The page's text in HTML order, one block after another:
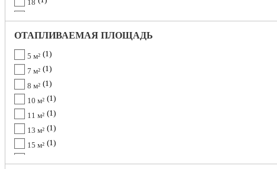
18
22
26
1
28
1
30
1
ОТАПЛИВАЕМАЯ ПЛОЩАДЬ
5 м² 1
7 м² 1
8 м² 1
10 м² 1
11 м² 1
13 м² 1
15 м² 1